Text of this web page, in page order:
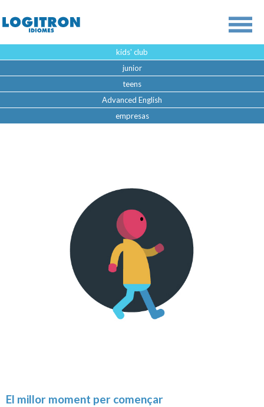
kids' club
junior
teens
Advanced English
empresas
El millor moment per començar